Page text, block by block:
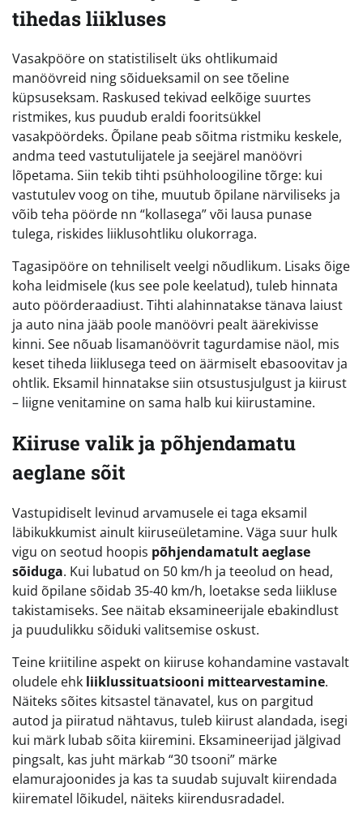
tihedas liikluses
Vasakpööre on statistiliselt üks ohtlikumaid
manöövreid ning sõidueksamil on see tõeline
küpsuseksam. Raskused tekivad eelkõige suurtes
ristmikes, kus puudub eraldi fooritsükkel
vasakpöördeks. Õpilane peab sõitma ristmiku keskele,
andma teed vastutulijatele ja seejärel manöövri
lõpetama. Siin tekib tihti psühholoogiline tõrge: kui
vastutulev voog on tihe, muutub õpilane närviliseks ja
võib teha pöörde nn “kollasega” või lausa punase
tulega, riskides liiklusohtliku olukorraga.
Tagasipööre on tehniliselt veelgi nõudlikum. Lisaks õige
koha leidmisele (kus see pole keelatud), tuleb hinnata
auto pöörderaadiust. Tihti alahinnatakse tänava laiust
ja auto nina jääb poole manöövri pealt äärekivisse
kinni. See nõuab lisamanöövrit tagurdamise näol, mis
keset tiheda liiklusega teed on äärmiselt ebasoovitav ja
ohtlik. Eksamil hinnatakse siin otsustusjulgust ja kiirust
– liigne venitamine on sama halb kui kiirustamine.
Kiiruse valik ja põhjendamatu
aeglane sõit
Vastupidiselt levinud arvamusele ei taga eksamil
läbikukkumist ainult kiiruseületamine. Väga suur hulk
vigu on seotud hoopis põhjendamatult aeglase
sõiduga. Kui lubatud on 50 km/h ja teeolud on head,
kuid õpilane sõidab 35-40 km/h, loetakse seda liikluse
takistamiseks. See näitab eksamineerijale ebakindlust
ja puudulikku sõiduki valitsemise oskust.
Teine kriitiline aspekt on kiiruse kohandamine vastavalt
oludele ehk liiklussituatsiooni mittearvestamine.
Näiteks sõites kitsastel tänavatel, kus on pargitud
autod ja piiratud nähtavus, tuleb kiirust alandada, isegi
kui märk lubab sõita kiiremini. Eksamineerijad jälgivad
pingsalt, kas juht märkab “30 tsooni” märke
elamurajoonides ja kas ta suudab sujuvalt kiirendada
kiirematel lõikudel, näiteks kiirendusradadel.